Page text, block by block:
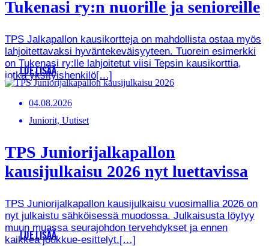
Tukenasi ry:n nuorille ja senioreille
TPS Jalkapallon kausikortteja on mahdollista ostaa myös
lahjoitettavaksi hyväntekeväisyyteen. Tuorein esimerkki
on Tukenasi ry:lle lahjoitetut viisi Tepsin kausikorttia,
jotka yksityishenkilö[…]
LUE LISÄÄ
04.08.2026
Juniorit, Uutiset
TPS Juniorijalkapallon
kausijulkaisu 2026 nyt luettavissa
TPS Juniorijalkapallon kausijulkaisu vuosimallia 2026 on
nyt julkaistu sähköisessä muodossa. Julkaisusta löytyy
muun muassa seurajohdon tervehdykset ja ennen
kaikkea joukkue-esittelyt.[…]
LUE LISÄÄ